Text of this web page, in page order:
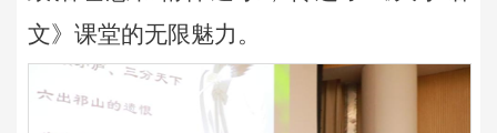
文》课堂的无限魅力。